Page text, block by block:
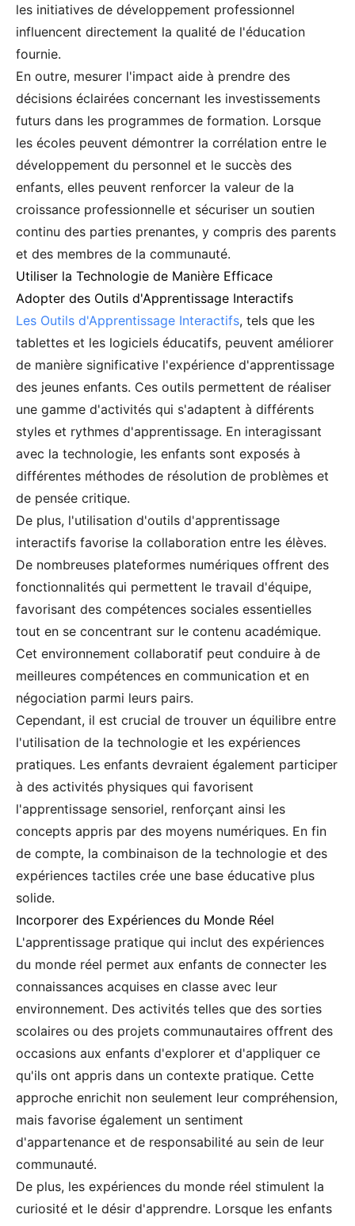
les initiatives de développement professionnel
influencent directement la qualité de l'éducation
fournie.
En outre, mesurer l'impact aide à prendre des
décisions éclairées concernant les investissements
futurs dans les programmes de formation. Lorsque
les écoles peuvent démontrer la corrélation entre le
développement du personnel et le succès des
enfants, elles peuvent renforcer la valeur de la
croissance professionnelle et sécuriser un soutien
continu des parties prenantes, y compris des parents
et des membres de la communauté.
Utiliser la Technologie de Manière Efficace
Adopter des Outils d'Apprentissage Interactifs
Les Outils d'Apprentissage Interactifs, tels que les
tablettes et les logiciels éducatifs, peuvent améliorer
de manière significative l'expérience d'apprentissage
des jeunes enfants. Ces outils permettent de réaliser
une gamme d'activités qui s'adaptent à différents
styles et rythmes d'apprentissage. En interagissant
avec la technologie, les enfants sont exposés à
différentes méthodes de résolution de problèmes et
de pensée critique.
De plus, l'utilisation d'outils d'apprentissage
interactifs favorise la collaboration entre les élèves.
De nombreuses plateformes numériques offrent des
fonctionnalités qui permettent le travail d'équipe,
favorisant des compétences sociales essentielles
tout en se concentrant sur le contenu académique.
Cet environnement collaboratif peut conduire à de
meilleures compétences en communication et en
négociation parmi leurs pairs.
Cependant, il est crucial de trouver un équilibre entre
l'utilisation de la technologie et les expériences
pratiques. Les enfants devraient également participer
à des activités physiques qui favorisent
l'apprentissage sensoriel, renforçant ainsi les
concepts appris par des moyens numériques. En fin
de compte, la combinaison de la technologie et des
expériences tactiles crée une base éducative plus
solide.
Incorporer des Expériences du Monde Réel
L'apprentissage pratique qui inclut des expériences
du monde réel permet aux enfants de connecter les
connaissances acquises en classe avec leur
environnement. Des activités telles que des sorties
scolaires ou des projets communautaires offrent des
occasions aux enfants d'explorer et d'appliquer ce
qu'ils ont appris dans un contexte pratique. Cette
approche enrichit non seulement leur compréhension,
mais favorise également un sentiment
d'appartenance et de responsabilité au sein de leur
communauté.
De plus, les expériences du monde réel stimulent la
curiosité et le désir d'apprendre. Lorsque les enfants